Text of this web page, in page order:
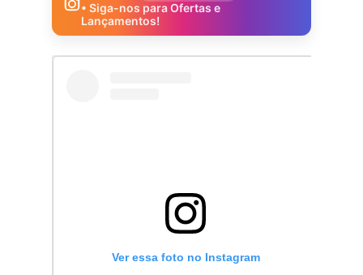
• Siga-nos para Ofertas e
Lançamentos!
Ver essa foto no Instagram